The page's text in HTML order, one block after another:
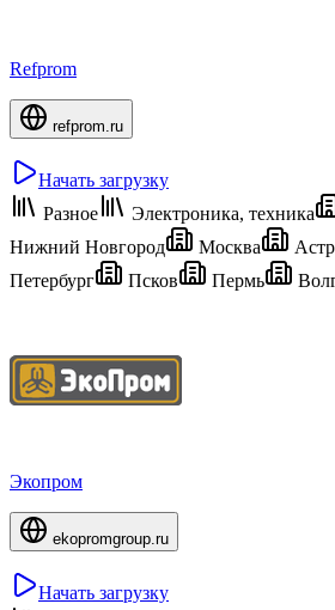
Refprom
refprom.ru
Начать загрузку
Разное
Электроника, техника
Нижний Новгород
Москва
Петербург
Псков Пермь
Экопром
ekopromgroup.ru
Начать загрузку